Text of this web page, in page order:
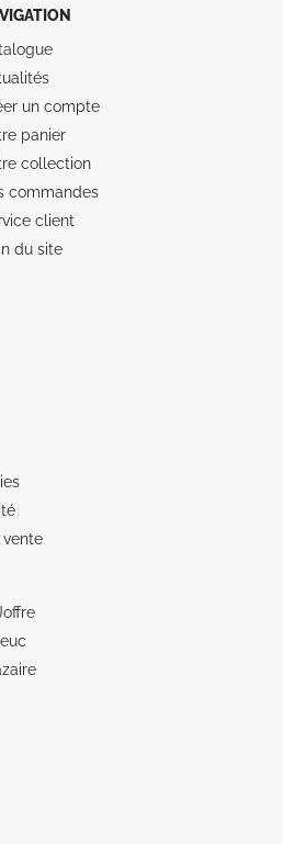
un compte
panier
collection
commandes
client
du site